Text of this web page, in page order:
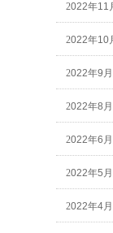
2022年11
2022年10
2022年9月
2022年8月
2022年6月
2022年5月
2022年4月